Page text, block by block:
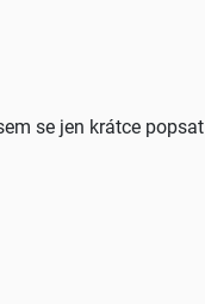
se jen krátce